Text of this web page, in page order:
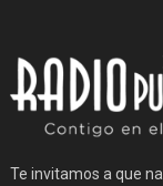
Te invitamos a que